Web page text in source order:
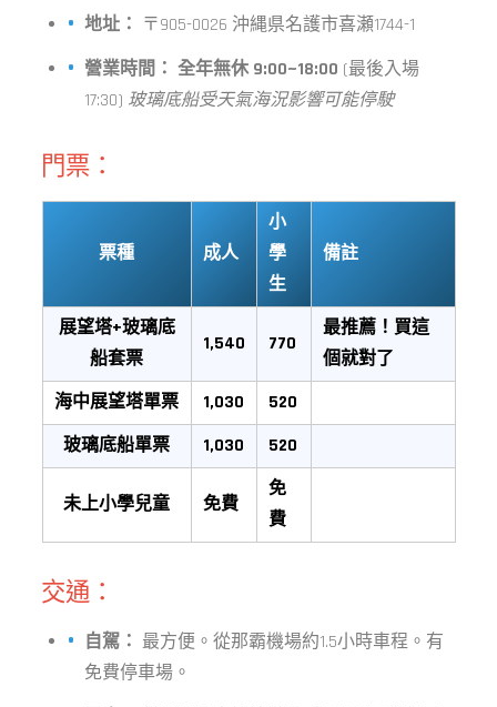
地址： 〒905-0026 沖縄県名護市喜瀬1744-1
營業時間： 全年無休 9:00~18:00 (最後入場
17:30) 玻璃底船受天氣海況影響可能停駛
門票：
票種 成人
小
學
生
備註
展望塔+玻璃底
船套票
1,540 770
最推薦！買這
個就對了
海中展望塔單票
1,030
520
玻璃底船單票
1,030 520
未上小學兒童 免費
免
費
交通：
自駕： 最方便。從那霸機場約1.5小時車程。有
免費停車場。